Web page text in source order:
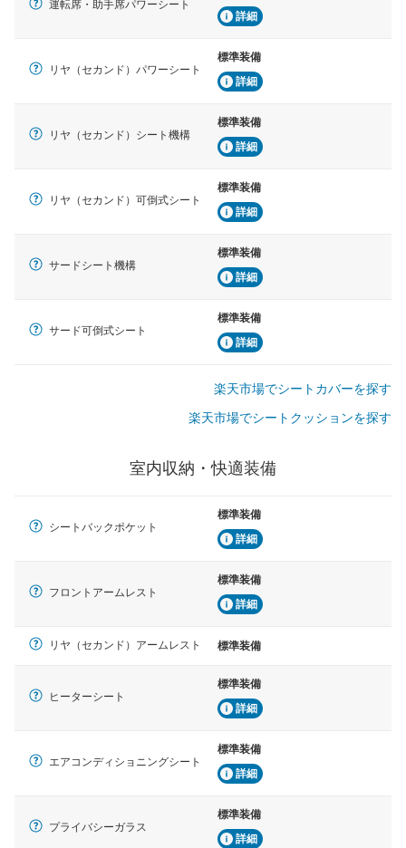
運転席・助手席パワーシート
詳細
リヤ（セカンド）パワーシート
標準装備
詳細
リヤ（セカンド）シート機構
標準装備
詳細
リヤ（セカンド）可倒式シート
標準装備
詳細
サードシート機構
標準装備
詳細
サード可倒式シート
標準装備
詳細
楽天市場でシートカバーを探す
楽天市場でシートクッションを探す
室内収納・快適装備
シートバックポケット
標準装備
詳細
フロントアームレスト
標準装備
詳細
リヤ（セカンド）アームレスト 標準装備
ヒーターシート
標準装備
詳細
エアコンディショニングシート
標準装備
詳細
プライバシーガラス
標準装備
詳細